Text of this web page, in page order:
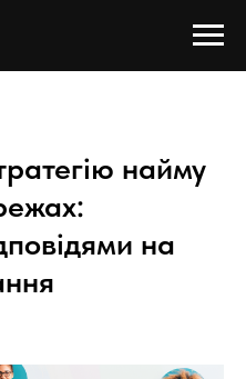
найму
на